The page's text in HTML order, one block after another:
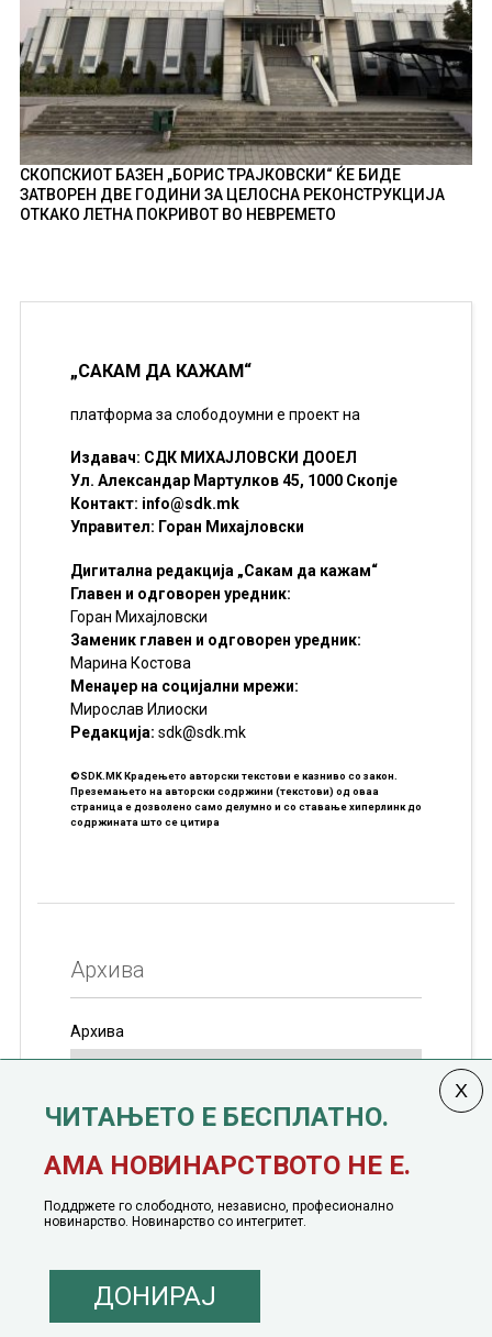
СКОПСКИОТ БАЗЕН „БОРИС ТРАЈКОВСКИ“ ЌЕ БИДЕ
ЗАТВОРЕН ДВЕ ГОДИНИ ЗА ЦЕЛОСНА РЕКОНСТРУКЦИЈА
ОТКАКО ЛЕТНА ПОКРИВОТ ВО НЕВРЕМЕТО
„САКАМ ДА КАЖАМ“
платформа за слободоумни е проект на
Издавач: СДК МИХАЈЛОВСКИ ДООЕЛ
Ул. Александар Мартулков 45, 1000 Скопје
Контакт: info@sdk.mk
Управител: Горан Михајловски
Дигитална редакција „Сакам да кажам“
Главен и одговорен уредник:
Горан Михајловски
Заменик главен и одговорен уредник:
Марина Костова
Менаџер на социјални мрежи:
Мирослав Илиоски
Редакцијa: sdk@sdk.mk
©SDK.MK Крадењето авторски текстови е казниво со закон.
Преземањето на авторски содржини (текстови) од оваа
страница е дозволено само делумно и со ставање хиперлинк до
содржината што се цитира
Архива
Архива
јануари, 1991 година
ЧИТАЊЕТО Е БЕСПЛАТНО.
АМА НОВИНАРСТВОТО НЕ Е.
Поддржете го слободното, независно, професионално
новинарство. Новинарство со интегритет.
ДОНИРАЈ